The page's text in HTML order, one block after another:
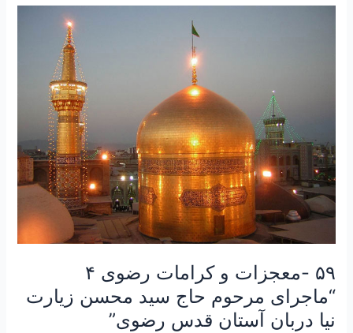
۵۹ -معجزات و کرامات رضوی ۴
“ماجرای مرحوم حاج سید محسن زیارت
نیا دربان آستان قدس رضوی”
مرحوم
حاج
سید
محسن
زیارت
نیا
آستان
قدس
رضوی”